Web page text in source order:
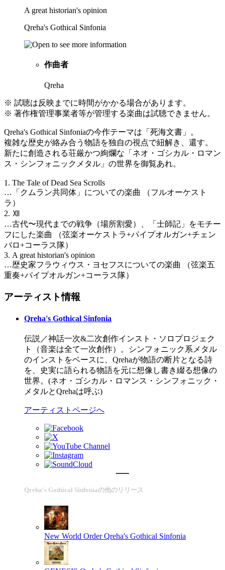
A great historian's opinion
Qreha's Gothical Sinfonia
作曲者
Qreha
※ 試聴は反映までに時間がかかる場合があります。
※ 著作権管理事業者等が管理する楽曲は試聴できません。
Qreha's Gothical Sinfoniaの今作テーマは「死海文書」。
複雑な歴史が絡み合う物語を独自の視点で紐解き、還す。
新たに創造される荘厳かつ絢爛な「ネオ・ゴシカル・ロマン
ス・シンフォニックメタル」の世界を御覧あれ。
1. The Tale of Dead Sea Scrolls
…「クムラン共同体」についての楽曲 （フルオーケスト
ラ）
2. Ⅻ
…古代〜現代までの戦争（場所割愛）、「士師記」をモチー
フにした楽曲 （弦楽オーケストラ+パイプオルガン+チェン
バロ+コーラス隊）
3. A great historian's opinion
…歴史家フラウィウス・ヨセフスについての楽曲 （弦楽五
重奏+パイプオルガン+コーラス隊）
アーティスト情報
Qreha's Gothical Sinfonia
伝説／神話一次&二次創作インスト・ソロプロジェク
ト（音楽は全て一次創作）。シンフォニック系メタル
のインストをベースに、Qrehaが物語の断片となる詩
を、史実に語られる物語を元に想像し書き綴る想像の
世界。(ネオ・ゴシカル・ロマンス・シンフォニック・
メタルとQrehaは呼ぶ)
アーティストページへ
Qreha's Gothical Sinfoniaの他のリリース
New World Order Qreha's Gothical Sinfonia